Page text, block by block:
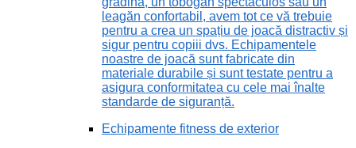
leagăn confortabil, avem tot ce vă trebuie
pentru a crea un spațiu de joacă distractiv și
sigur pentru copiii dvs. Echipamentele
noastre de joacă sunt fabricate din
materiale durabile și sunt testate pentru a
asigura conformitatea cu cele mai înalte
standarde de siguranță.
Echipamente fitness de exterior